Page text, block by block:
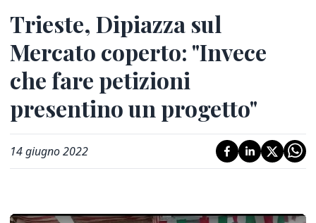
Trieste, Dipiazza sul
Mercato coperto: "Invece
che fare petizioni
presentino un progetto"
14 giugno 2022